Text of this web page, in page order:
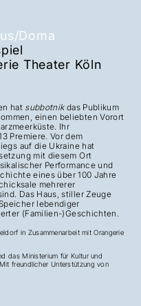
Doma
Theater Köln
hat subbotnikdas Publikum
einen beliebten Vorort
Ihr
Premiere. Vor dem
auf die Ukraine hat
mit diesem Ort
Performance und
eines über 100 Jahre
mehrerer
Das Haus, stiller Zeuge
lebendiger
(Familien-)Geschichten.
in Zusammenarbeit mit Orangerie
das Ministerium für Kultur und
freundlicher Unterstützung von